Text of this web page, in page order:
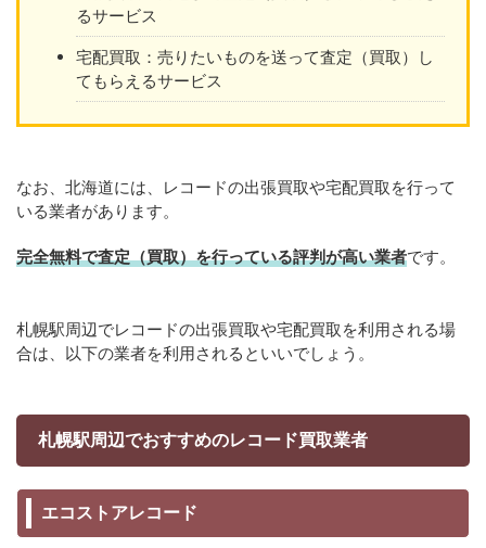
るサービス
宅配買取：売りたいものを送って査定（買取）し
てもらえるサービス
なお、北海道には、レコードの出張買取や宅配買取を行って
いる業者があります。
完全無料で査定（買取）を行っている評判が高い業者です。
札幌駅周辺でレコードの出張買取や宅配買取を利用される場
合は、以下の業者を利用されるといいでしょう。
札幌駅周辺でおすすめのレコード買取業者
エコストアレコード